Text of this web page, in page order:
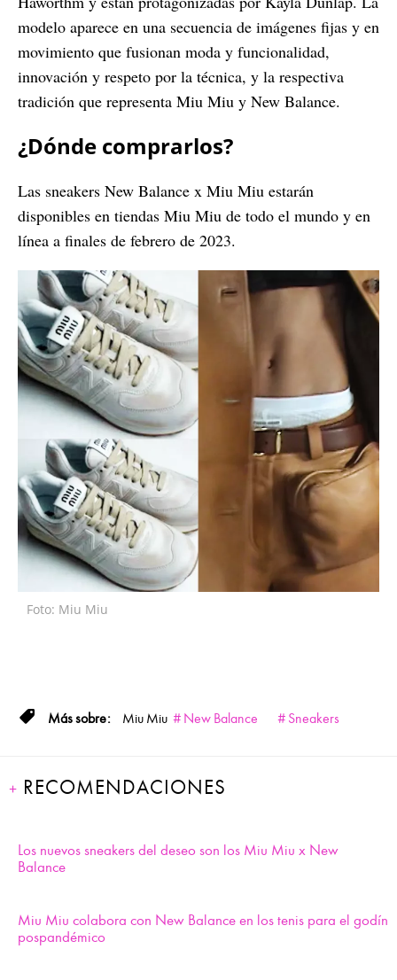
modelo aparece en una secuencia de imágenes fijas y en
movimiento que fusionan moda y funcionalidad,
innovación y respeto por la técnica, y la respectiva
tradición que representa Miu Miu y New Balance.
¿Dónde comprarlos?
Las sneakers New Balance x Miu Miu estarán
disponibles en tiendas Miu Miu de todo el mundo y en
línea a finales de febrero de 2023.
Foto: Miu Miu
Miu Miu New Balance Sneakers
RECOMENDACIONES
Los nuevos sneakers del deseo son los Miu Miu x New
Balance
Miu Miu colabora con New Balance en los tenis para el godín
pospandémico